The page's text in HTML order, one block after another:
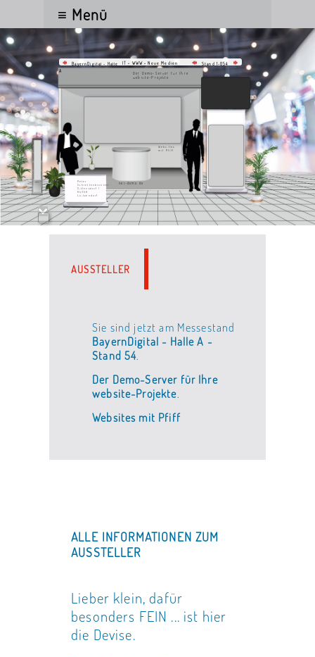
≡ Menü
BayernDigital - Halle
A
IT • WWW • Neue Medien Stand 1-054
Der Demo-Server für Ihre
website-Projekte
Websites
mit Pfiff
net-demo.de
Peter
Schrettenbrunner
Gittensdorf 1
94359
Loitzendorf
AUSSTELLER
Sie sind jetzt am Messestand
BayernDigital - Halle A -
Stand 54.
Der Demo-Server für Ihre
website-Projekte.
Websites mit Pfiff
ALLE INFORMATIONEN ZUM
AUSSTELLER
Lieber klein, dafür
besonders FEIN ... ist hier
die Devise.